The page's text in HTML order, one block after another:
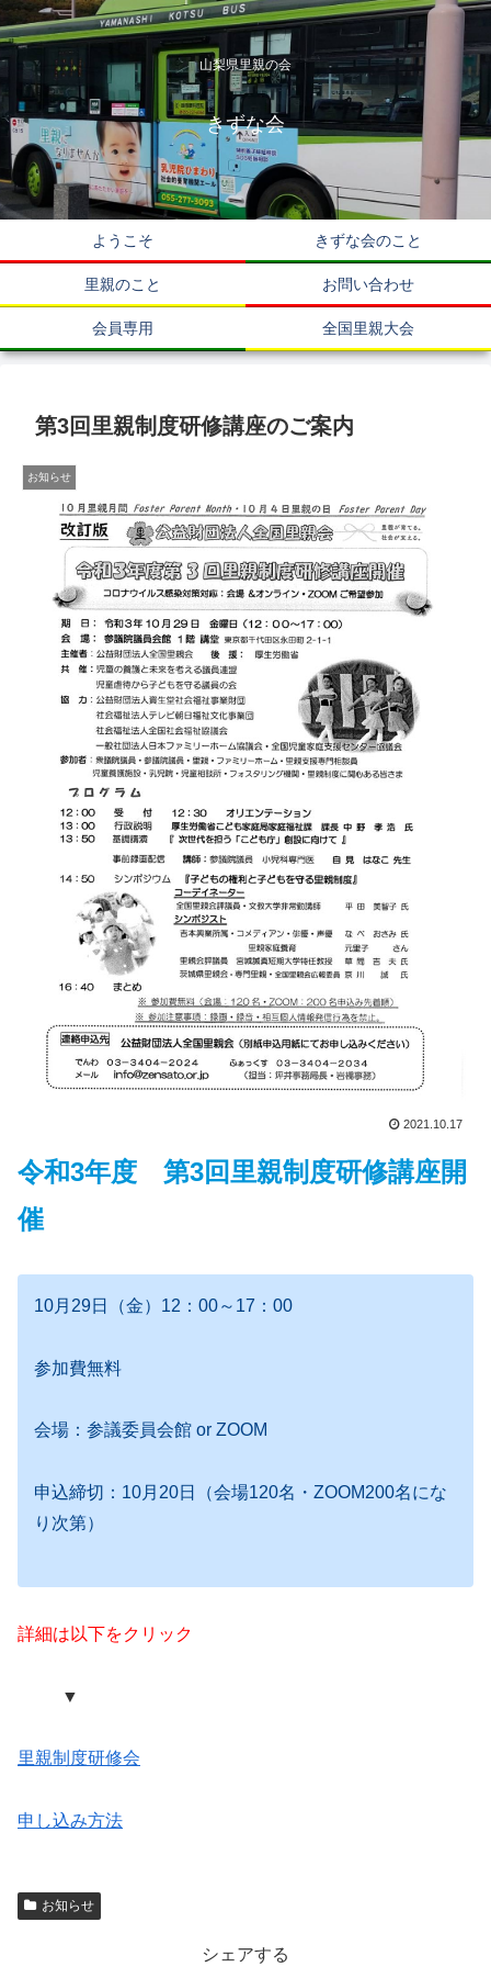
山梨県里親の会
きずな会
ようこそ きずな会のこと
里親のこと お問い合わせ
会員専用 全国里親大会
第3回里親制度研修講座のご案内
お知らせ
2021.10.17
令和3年度 第3回里親制度研修講座開
催
10月29日（金）12：00～17：00
参加費無料
会場：参議委員会館 or ZOOM
申込締切：10月20日（会場120名・ZOOM200名にな
り次第）
詳細は以下をクリック
▼
里親制度研修会
申し込み方法
お知らせ
シェアする